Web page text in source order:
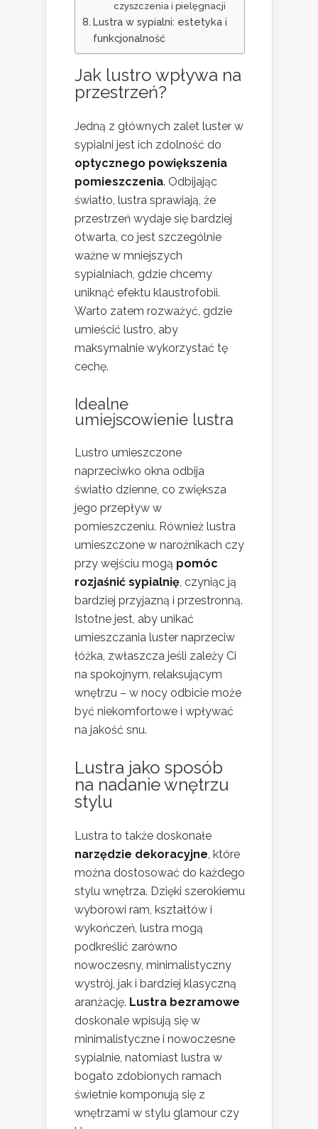
czyszczenia i pielęgnacji
Lustra w sypialni: estetyka i
funkcjonalność
Jak lustro wpływa na
przestrzeń?
Jedną z głównych zalet luster w
sypialni jest ich zdolność do
optycznego powiększenia
pomieszczenia. Odbijając
światło, lustra sprawiają, że
przestrzeń wydaje się bardziej
otwarta, co jest szczególnie
ważne w mniejszych
sypialniach, gdzie chcemy
uniknąć efektu klaustrofobii.
Warto zatem rozważyć, gdzie
umieścić lustro, aby
maksymalnie wykorzystać tę
cechę.
Idealne
umiejscowienie lustra
Lustro umieszczone
naprzeciwko okna odbija
światło dzienne, co zwiększa
jego przepływ w
pomieszczeniu. Również lustra
umieszczone w narożnikach czy
przy wejściu mogą pomóc
rozjaśnić sypialnię, czyniąc ją
bardziej przyjazną i przestronną.
Istotne jest, aby unikać
umieszczania luster naprzeciw
łóżka, zwłaszcza jeśli zależy Ci
na spokojnym, relaksującym
wnętrzu – w nocy odbicie może
być niekomfortowe i wpływać
na jakość snu.
Lustra jako sposób
na nadanie wnętrzu
stylu
Lustra to także doskonałe
narzędzie dekoracyjne, które
można dostosować do każdego
stylu wnętrza. Dzięki szerokiemu
wyborowi ram, kształtów i
wykończeń, lustra mogą
podkreślić zarówno
nowoczesny, minimalistyczny
wystrój, jak i bardziej klasyczną
aranżację. Lustra bezramowe
doskonale wpisują się w
minimalistyczne i nowoczesne
sypialnie, natomiast lustra w
bogato zdobionych ramach
świetnie komponują się z
wnętrzami w stylu glamour czy